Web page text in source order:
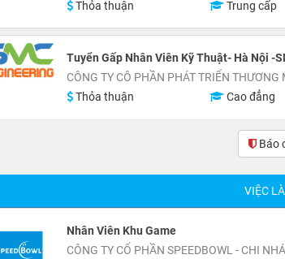
Thỏa thuận
Trung cấp
Tuyển Gấp Nhân Viên Kỹ Thuật- Hà Nội -
CÔNG TY CÔ PHẦN PHÁT TRIỂN
Thỏa thuận
Cao đẳng
Báo
VIỆC
Nhân Viên Khu Game
CÔNG TY CỔ PHẦN SPEEDBOWL - CHI